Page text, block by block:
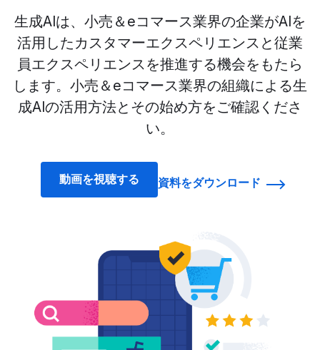
生成AIは、小売＆eコマース業界の企業がAIを
活用したカスタマーエクスペリエンスと従業
員エクスペリエンスを推進する機会をもたら
します。小売＆eコマース業界の組織による生
成AIの活用方法とその始め方をご確認くださ
い。
動画を視聴する 資料をダウンロード